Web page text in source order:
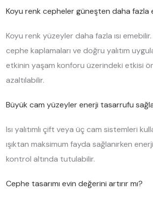
Koyu renk cepheler güneşten daha fazla
Koyu renk yüzeyler daha fazla ısı
cephe kaplamaları ve doğru yalıtım
etkinin yaşam konforu üzerindeki etkisi
azaltılabilir.
Büyük cam yüzeyler enerji tasarrufu
Isı yalıtımlı çift veya üç cam sistemleri
ışıktan maksimum fayda sağlanırken
kontrol altında tutulabilir.
Cephe tasarımı evin değerini artırır mı?